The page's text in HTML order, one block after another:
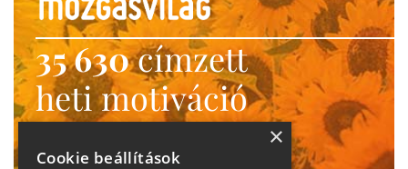
35 630címzett
heti motiváció
Ne maradj le!
×
Cookie beállítások